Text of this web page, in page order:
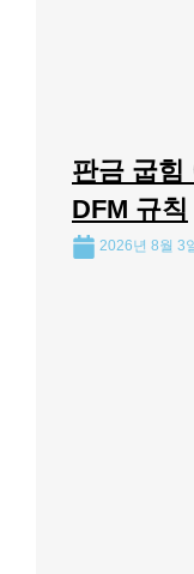
판금 굽힘
DFM 규칙
2026년 8월 3